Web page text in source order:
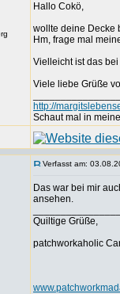
Hallo Cokö,
wollte deine Decke
Hm, frage mal
Vielleicht ist das
Viele liebe Grüße
http://
Schaut mal in
Verfasst am:
Das war bei mir
ansehen.
Quiltige Grüße,
patchworkaholic